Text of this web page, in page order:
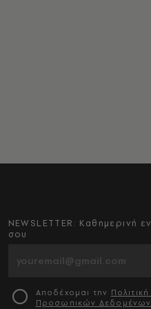
NEWSLETTER: Καθημερινή
σου
Αποδέχομαι την
Προσωπικών Δεδομένων